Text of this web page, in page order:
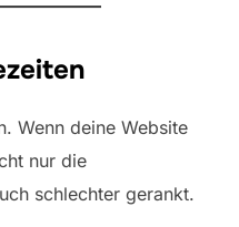
Wenn deine Website
nur die
schlechter gerankt.